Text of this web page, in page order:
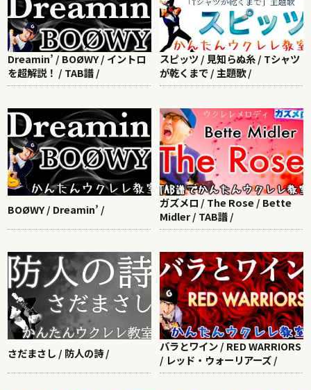
Dreamin’ / BOØWY / イントロ
を超解説！ / TAB譜 /
スピッツ / 見知らぬ糸 / Tシャツ
が乾くまで / 主題歌 /
BOØWY / Dreamin’ /
ガズメロ / The Rose / Bette
Midler / TAB譜 /
さだまさし / 防人の詩 /
バラとワイン / RED WARRIORS
/ レッド・ウォーリアーズ /